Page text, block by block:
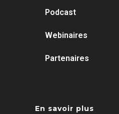
Podcast
Webinaires
Partenaires
En savoir plus